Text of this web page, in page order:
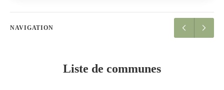
NAVIGATION
Liste de communes